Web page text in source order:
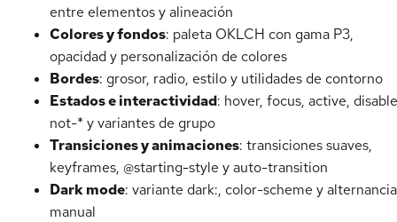
entre elementos y alineación
Colores y fondos: paleta OKLCH con gama P3,
opacidad y personalización de colores
Bordes: grosor, radio, estilo y utilidades de contorno
Estados e interactividad: hover, focus, active,
not-* y variantes de grupo
Transiciones y animaciones: transiciones suaves,
keyframes, @starting-style y auto-transition
Dark mode: variante dark:, color-scheme y alternancia
manual